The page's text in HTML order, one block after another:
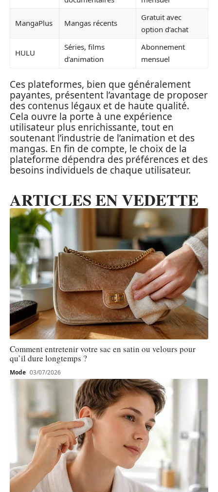
MangaPlus Mangas récents
Gratuit avec
option d’achat
HULU
Séries, films
d’animation
Abonnement
mensuel
Ces plateformes, bien que généralement
payantes, présentent l’avantage de proposer
des contenus légaux et de haute qualité.
Cela ouvre la porte à une expérience
utilisateur plus enrichissante, tout en
soutenant l’industrie de l’animation et des
mangas. En fin de compte, le choix de la
plateforme dépendra des préférences et des
besoins individuels de chaque utilisateur.
ARTICLES EN VEDETTE
Comment entretenir votre sac en satin ou velours pour
qu’il dure longtemps ?
Mode 03/07/2026